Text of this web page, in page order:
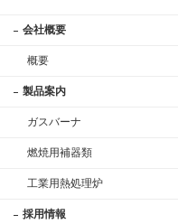
会社概要
概要
製品案内
ガスバーナ
燃焼用補器類
工業用熱処理炉
採用情報